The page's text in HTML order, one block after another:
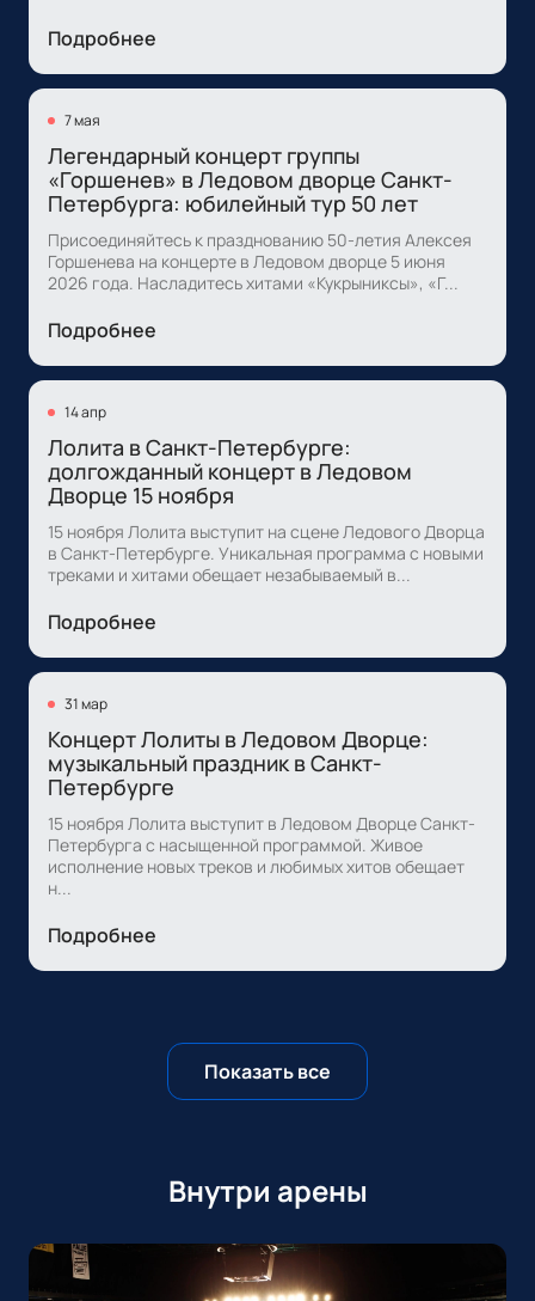
Подробнее
7 мая
Легендарный концерт группы
«Горшенев» в Ледовом дворце Санкт-
Петербурга: юбилейный тур 50 лет
Присоединяйтесь к празднованию 50-летия Алексея
Горшенева на концерте в Ледовом дворце 5 июня
2026 года. Насладитесь хитами «Кукрыниксы», «Г...
Подробнее
14 апр
Лолита в Санкт-Петербурге:
долгожданный концерт в Ледовом
Дворце 15 ноября
15 ноября Лолита выступит на сцене Ледового Дворца
в Санкт-Петербурге. Уникальная программа с новыми
треками и хитами обещает незабываемый в...
Подробнее
31 мар
Концерт Лолиты в Ледовом Дворце:
музыкальный праздник в Санкт-
Петербурге
15 ноября Лолита выступит в Ледовом Дворце Санкт-
Петербурга с насыщенной программой. Живое
исполнение новых треков и любимых хитов обещает
н...
Подробнее
Показать все
Внутри арены